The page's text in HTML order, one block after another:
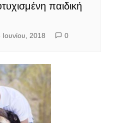
παιδική
Ιουνίου, 2018 0